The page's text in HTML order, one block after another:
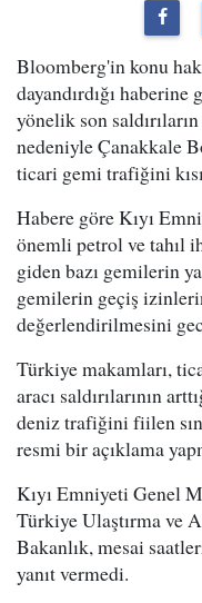
Bloomberg'in konu
dayandırdığı
yönelik son
nedeniyle Çanakkale
ticari gemi trafiğini
Habere göre Kıyı
önemli petrol ve tahıl
giden bazı gemilerin
gemilerin geçiş
değerlendirilmesini
Türkiye makamları,
aracı saldırılarının
deniz trafiğini fiilen
resmi bir açıklama
Kıyı Emniyeti Genel
Türkiye Ulaştırma ve
Bakanlık, mesai
yanıt vermedi.